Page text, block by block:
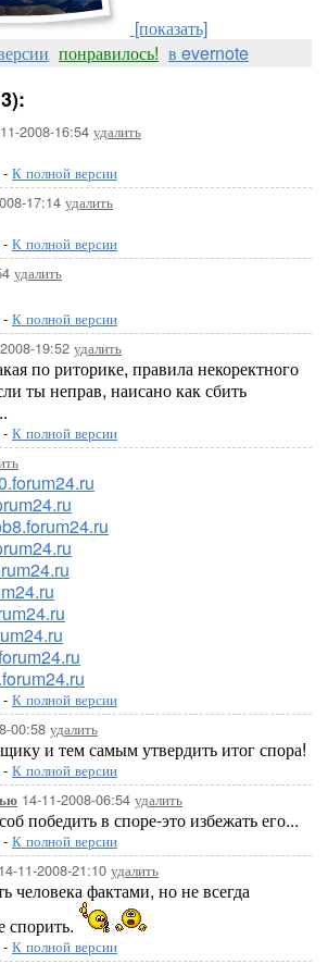
[показать]
понравилось! в evernote
2008-16:54 удалить
- К полной версии
17:14 удалить
- К полной версии
удалить
- К полной версии
19:52 удалить
по риторике, правила некоректного
ты неправ, наисано как сбить
- К полной версии
- К полной версии
00:58 удалить
и тем самым утвердить итог спора!
- К полной версии
14-11-2008-06:54 удалить
победить в споре-это избежать его...
- К полной версии
14-11-2008-21:10 удалить
человека фактами, но не всегда
спорить.
- К полной версии